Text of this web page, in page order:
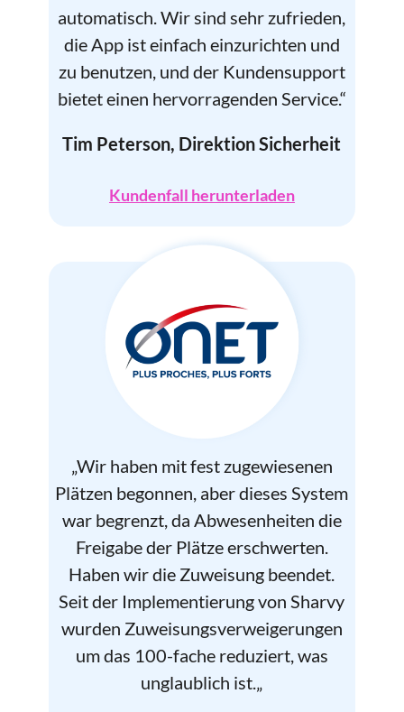
automatisch. Wir sind sehr zufrieden,
die App ist einfach einzurichten und
zu benutzen, und der Kundensupport
bietet einen hervorragenden Service.“
Tim Peterson, Direktion Sicherheit
Kundenfall herunterladen
„Wir haben mit fest zugewiesenen
Plätzen begonnen, aber dieses System
war begrenzt, da Abwesenheiten die
Freigabe der Plätze erschwerten.
Haben wir die Zuweisung beendet.
Seit der Implementierung von Sharvy
wurden Zuweisungsverweigerungen
um das 100-fache reduziert, was
unglaublich ist.„